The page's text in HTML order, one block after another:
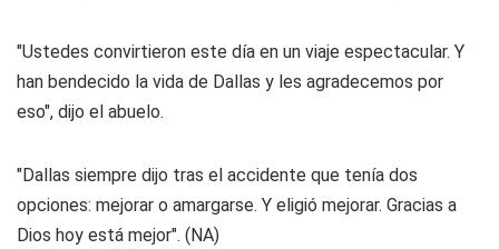
"Ustedes convirtieron este día en un viaje espectacular. Y
han bendecido la vida de Dallas y les agradecemos por
eso", dijo el abuelo.
"Dallas siempre dijo tras el accidente que tenía dos
opciones: mejorar o amargarse. Y eligió mejorar. Gracias a
Dios hoy está mejor". (NA)